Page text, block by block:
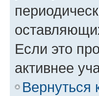
Если это
активнее
Вернуться